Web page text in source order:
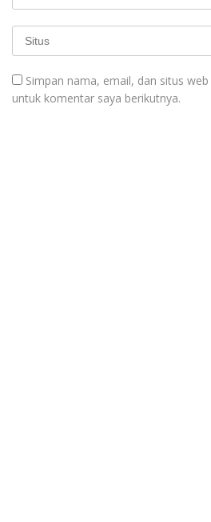
Simpan nama, email, dan situs
untuk komentar saya berikutnya.